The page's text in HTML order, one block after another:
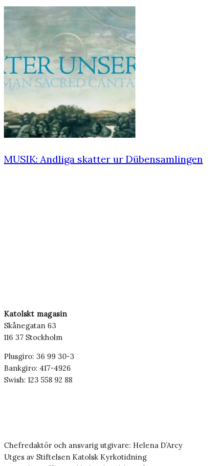
MUSIK: Andliga skatter ur Dübensamlingen
Katolskt magasin
Skånegatan 63
116 37 Stockholm
Plusgiro: 36 99 30-3
Bankgiro: 417-4926
Swish: 123 558 92 88
Chefredaktör och ansvarig utgivare: Helena D’Arcy
Utges av Stiftelsen Katolsk Kyrkotidning